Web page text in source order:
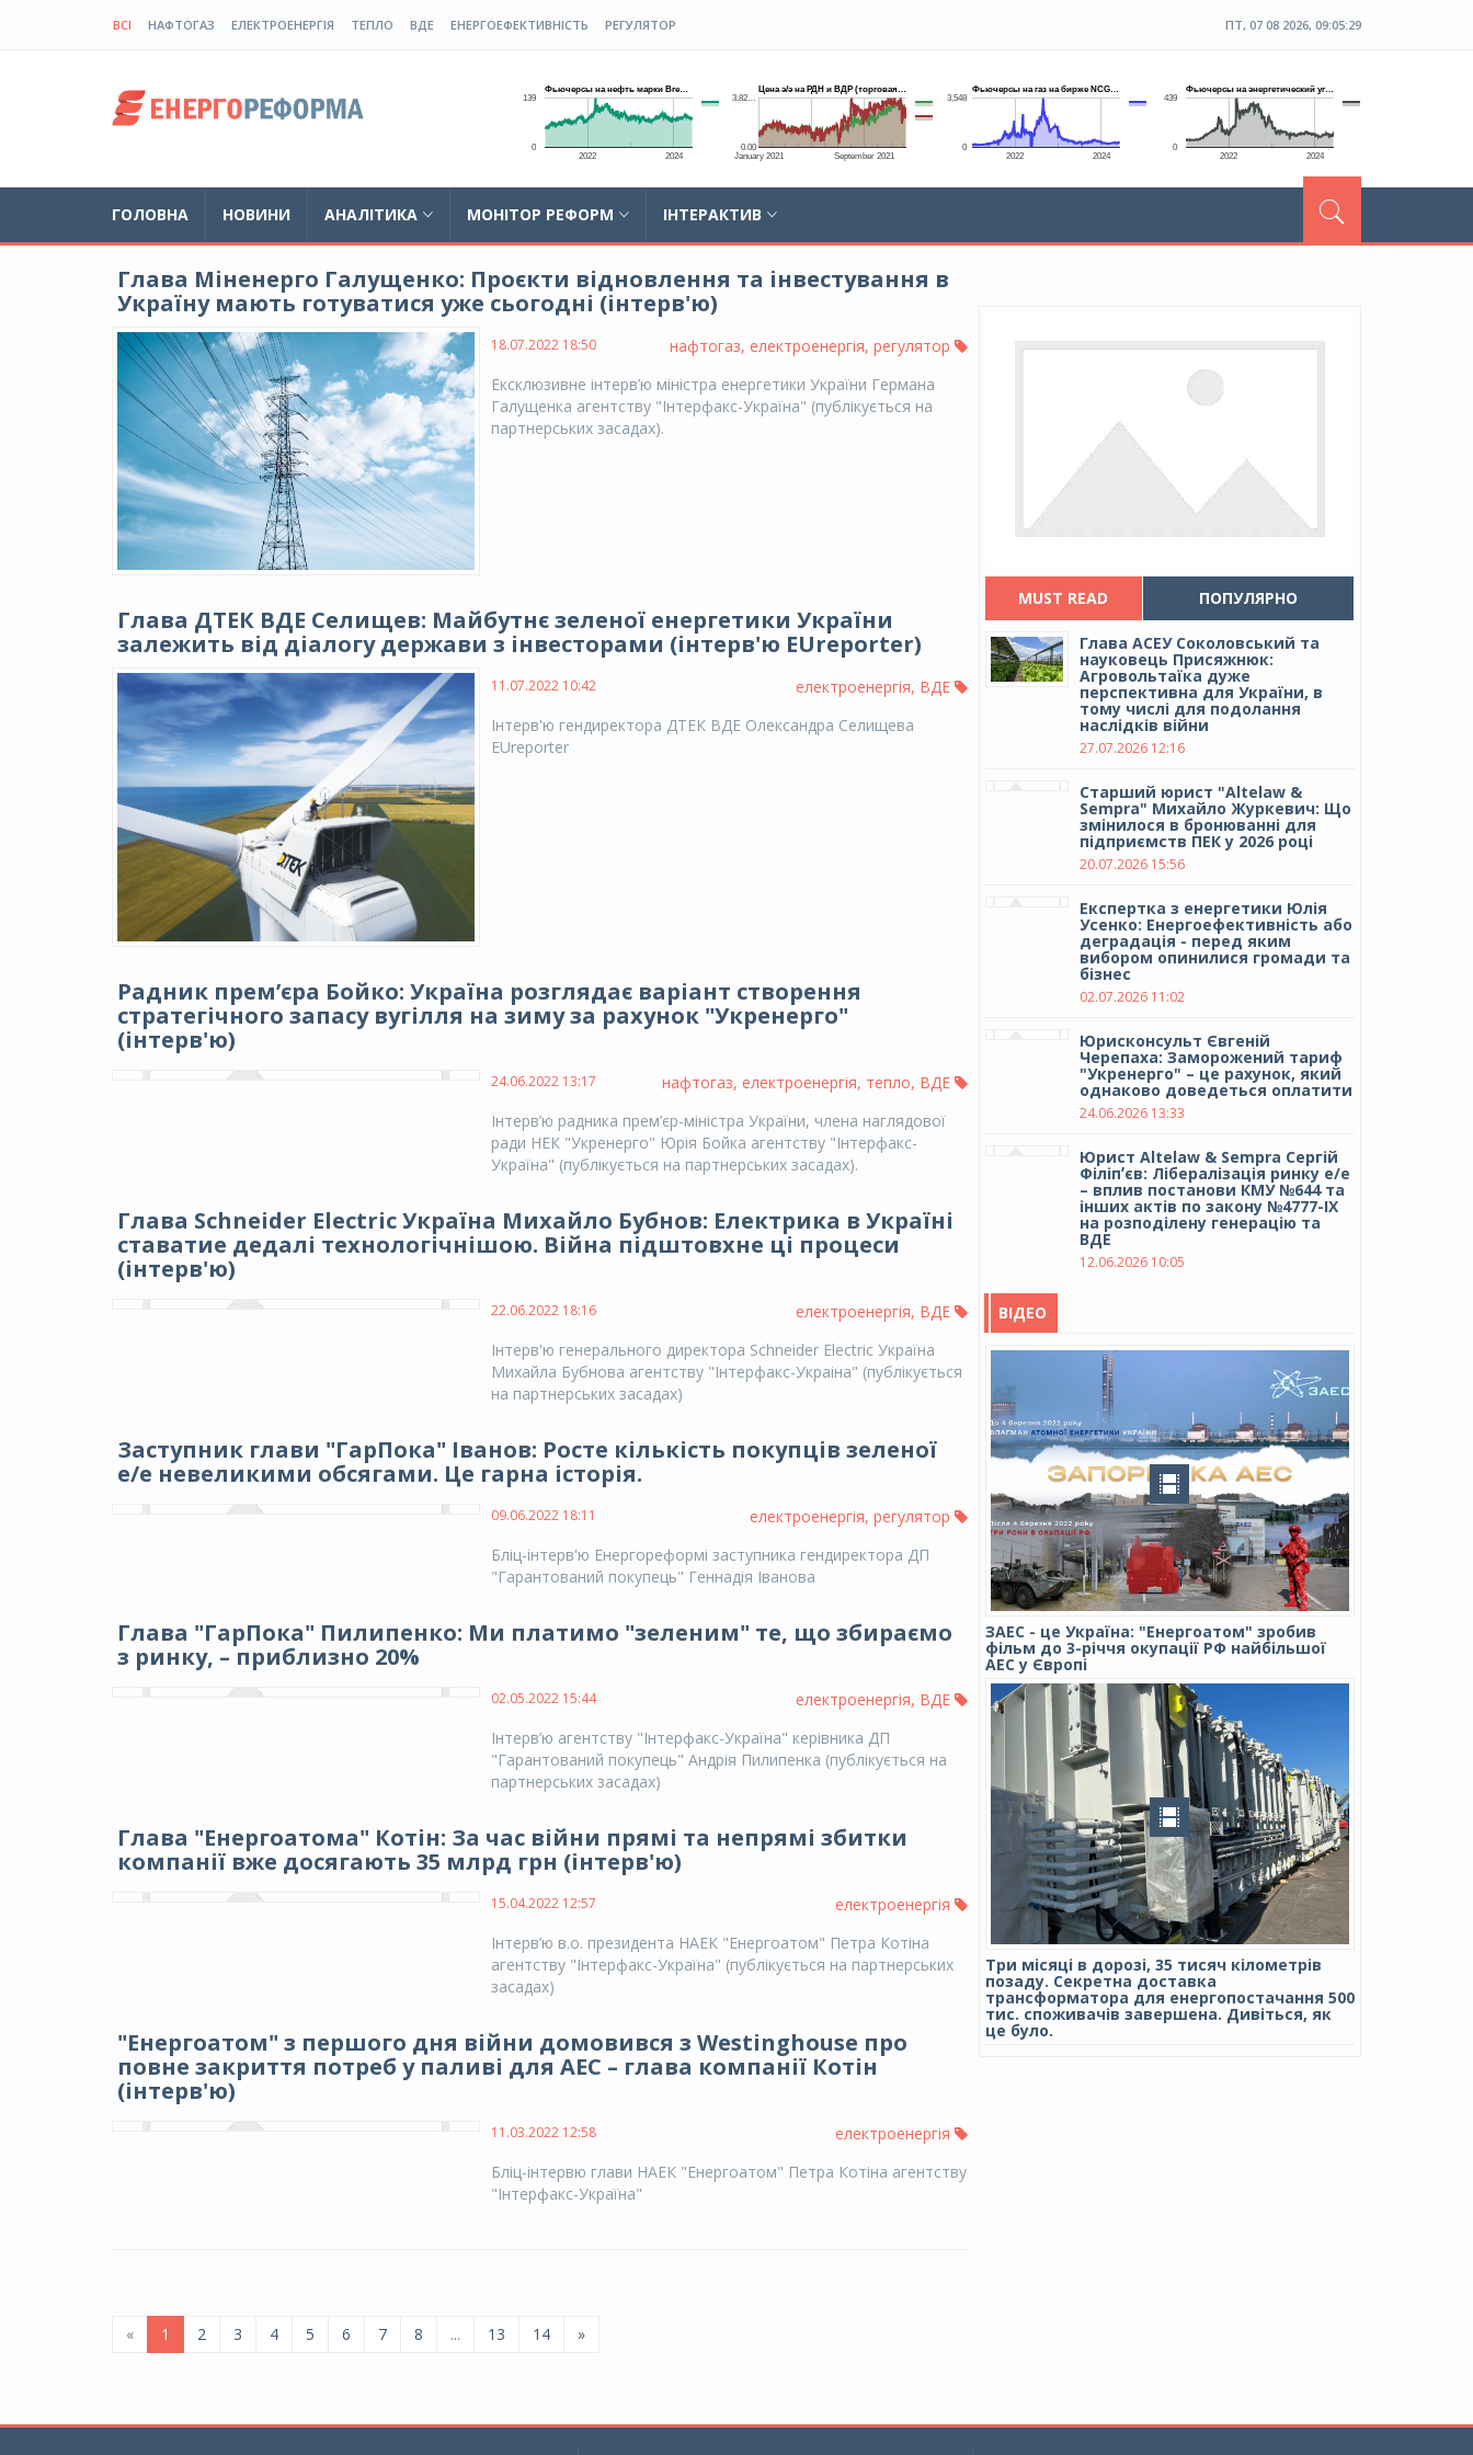
ВСІ НАФТОГАЗ ЕЛЕКТРОЕНЕРГІЯ ТЕПЛО ВДЕ ЕНЕРГОЕФЕКТИВНІСТЬ РЕГУЛЯТОР ПТ, 07 08 2026, 09:05:30
ГОЛОВНА НОВИНИ АНАЛІТИКА МОНІТОР РЕФОРМ ІНТЕРАКТИВ
Глава Міненерго Галущенко: Проєкти відновлення та інвестування в
Україну мають готуватися уже сьогодні (інтерв'ю)
18.07.2022 18:50 нафтогаз, електроенергія, регулятор
Ексклюзивне інтерв’ю міністра енергетики України Германа
Галущенка агентству "Інтерфакс-Україна" (публікується на
партнерських засадах).
Глава ДТЕК ВДЕ Селищев: Майбутнє зеленої енергетики України
залежить від діалогу держави з інвесторами (інтерв'ю EUreporter)
11.07.2022 10:42 електроенергія, ВДЕ
Інтерв'ю гендиректора ДТЕК ВДЕ Олександра Селищева
EUreporter
Радник прем’єра Бойко: Україна розглядає варіант створення
стратегічного запасу вугілля на зиму за рахунок "Укренерго"
(інтерв'ю)
24.06.2022 13:17 нафтогаз, електроенергія, тепло, ВДЕ
Інтерв’ю радника прем’єр-міністра України, члена наглядової
ради НЕК "Укренерго" Юрія Бойка агентству "Інтерфакс-
Україна" (публікується на партнерських засадах).
Глава Schneider Electric Україна Михайло Бубнов: Електрика в Україні
ставатие дедалі технологічнішою. Війна підштовхне ці процеси
(інтерв'ю)
22.06.2022 18:16 електроенергія, ВДЕ
Інтерв'ю генерального директора Schneider Electric Україна
Михайла Бубнова агентству "Інтерфакс-Украіна" (публікується
на партнерських засадах)
Заступник глави "ГарПока" Іванов: Росте кількість покупців зеленої
е/е невеликими обсягами. Це гарна історія.
09.06.2022 18:11 електроенергія, регулятор
Бліц-інтерв'ю Енергореформі заступника гендиректора ДП
"Гарантований покупець" Геннадія Іванова
Глава "ГарПока" Пилипенко: Ми платимо "зеленим" те, що збираємо
з ринку, – приблизно 20%
02.05.2022 15:44 електроенергія, ВДЕ
Інтерв’ю агентству "Інтерфакс-Україна" керівника ДП
"Гарантований покупець" Андрія Пилипенка (публікується на
партнерських засадах)
Глава "Енергоатома" Котін: За час війни прямі та непрямі збитки
компанії вже досягають 35 млрд грн (інтерв'ю)
15.04.2022 12:57
електроенергія
Інтерв’ю в.о. президента НАЕК "Енергоатом" Петра Котіна
агентству "Інтерфакс-Україна" (публікується на партнерських
засадах)
"Енергоатом" з першого дня війни домовився з Westinghouse про
повне закриття потреб у паливі для АЕС – глава компанії Котін
(інтерв'ю)
11.03.2022 12:58
електроенергія
Бліц-інтервю глави НАЕК "Енергоатом" Петра Котіна агентству
"Інтерфакс-Україна"
« 1 2 3 4 5 6 7 8 ... 13 14 »
MUST READ ПОПУЛЯРНО
Глава АСЕУ Соколовський та
науковець Присяжнюк:
Агровольтаїка дуже
перспективна для України, в
тому числі для подолання
наслідків війни
27.07.2026 12:16
Cтарший юрист "Altelaw &
Sempra" Михайло Журкевич: Що
змінилося в бронюванні для
підприємств ПЕК у 2026 році
20.07.2026 15:56
Експертка з енергетики Юлія
Усенко: Енергоефективність або
деградація - перед яким
вибором опинилися громади та
бізнес
02.07.2026 11:02
Юрисконсульт Євгеній
Черепаха: Заморожений тариф
"Укренерго" – це рахунок, який
однаково доведеться оплатити
24.06.2026 13:33
Юрист Altelaw & Sempra Сергій
Філіпʼєв: Лібералізація ринку е/е
– вплив постанови КМУ №644 та
інших актів по закону №4777-IX
на розподілену генерацію та
ВДЕ
12.06.2026 10:05
ВІДЕО
ЗАЕС - це Україна: "Енергоатом" зробив
фільм до 3-річчя окупації РФ найбільшої
АЕС у Європі
Три місяці в дорозі, 35 тисяч кілометрів
позаду. Секретна доставка
трансформатора для енергопостачання 500
тис. споживачів завершена. Дивіться, як
це було.